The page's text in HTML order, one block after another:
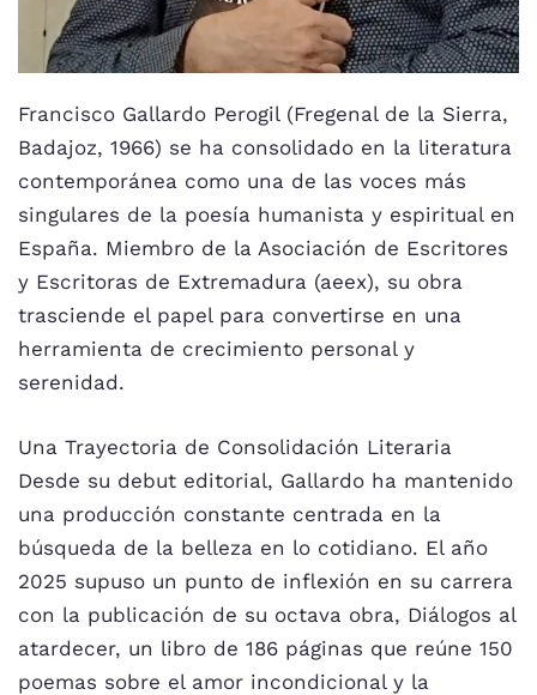
Francisco Gallardo Perogil (Fregenal de la Sierra,
Badajoz, 1966) se ha consolidado en la literatura
contemporánea como una de las voces más
singulares de la poesía humanista y espiritual en
España. Miembro de la Asociación de Escritores
y Escritoras de Extremadura (aeex), su obra
trasciende el papel para convertirse en una
herramienta de crecimiento personal y
serenidad.
Una Trayectoria de Consolidación Literaria
Desde su debut editorial, Gallardo ha mantenido
una producción constante centrada en la
búsqueda de la belleza en lo cotidiano. El año
2025 supuso un punto de inflexión en su carrera
con la publicación de su octava obra, Diálogos al
atardecer, un libro de 186 páginas que reúne 150
poemas sobre el amor incondicional y la